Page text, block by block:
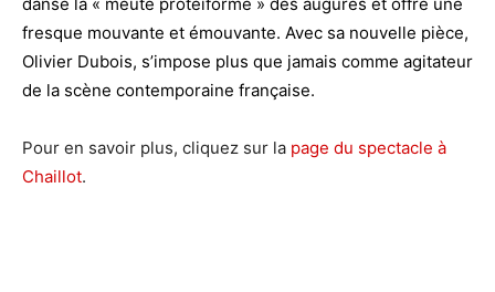
fresque mouvante et émouvante. Avec sa nouvelle pièce,
Olivier Dubois, s’impose plus que jamais comme agitateur
de la scène contemporaine française.
Pour en savoir plus, cliquez sur la page du spectacle à
Chaillot.